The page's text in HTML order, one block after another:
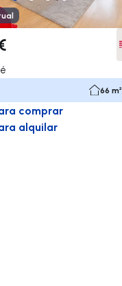
66 m²
comprar
alquilar